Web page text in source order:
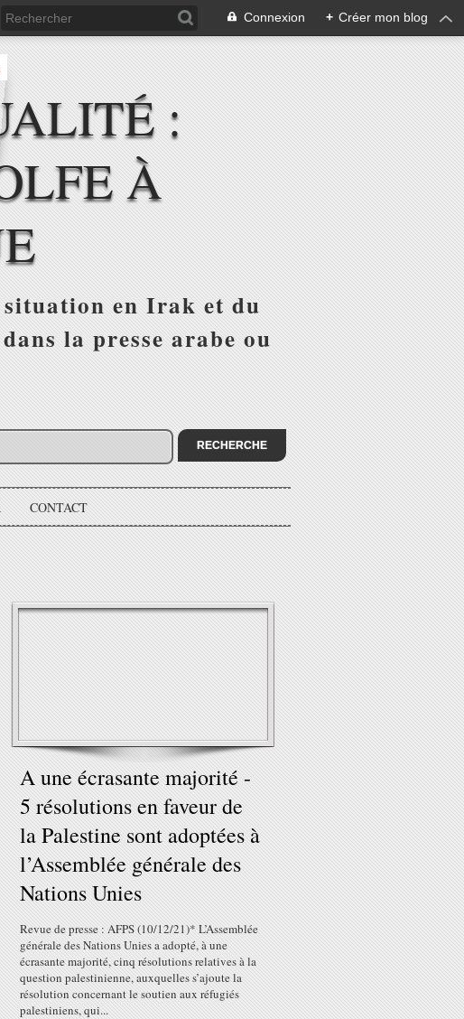
Connexion + Créer mon blog
:
À
situation en Irak et du
la presse arabe ou
CONTACT
A une écrasante majorité -
5 résolutions en faveur de
la Palestine sont adoptées à
l’Assemblée générale des
Nations Unies
Revue de presse : AFPS (10/12/21)* L’Assemblée
générale des Nations Unies a adopté, à une
écrasante majorité, cinq résolutions relatives à la
question palestinienne, auxquelles s’ajoute la
résolution concernant le soutien aux réfugiés
palestiniens, qui...